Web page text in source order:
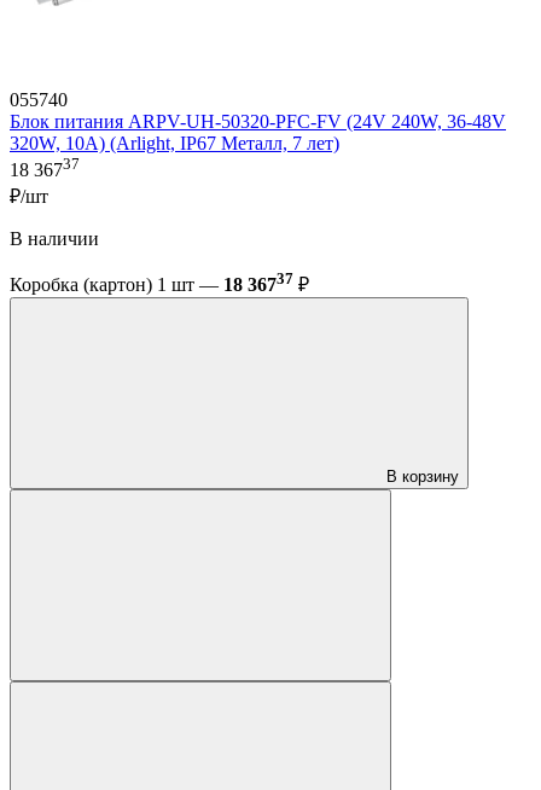
055740
Блок питания ARPV-UH-50320-PFC-FV (24V 240W, 36-48V
320W, 10A) (Arlight, IP67 Металл, 7 лет)
18 36737
₽/шт
В наличии
Коробка (картон) 1 шт — 18 36737 ₽
В корзину